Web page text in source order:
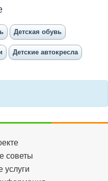
Детская обувь
Детские автокресла
советы
услуги